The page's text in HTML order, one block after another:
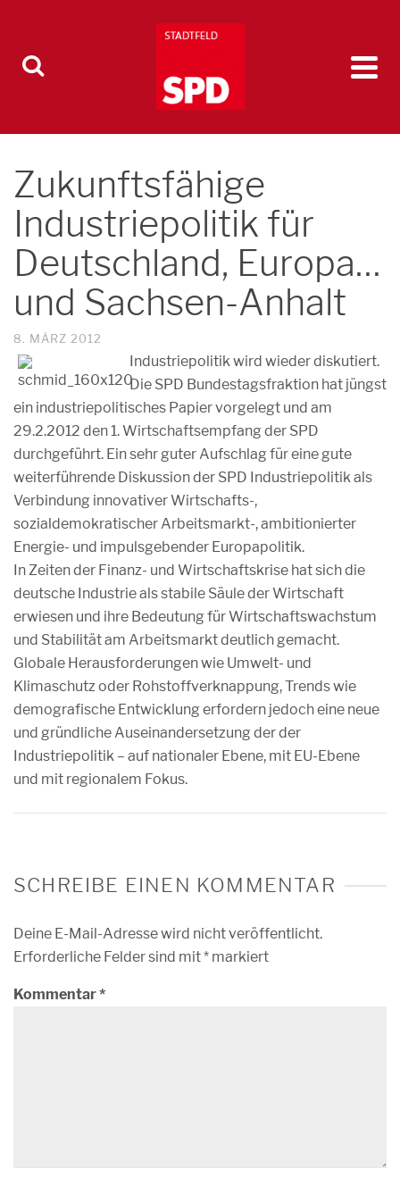
Zukunftsfähige
Industriepolitik für
Deutschland, Europa…
und Sachsen-Anhalt
8. MÄRZ 2012
Industriepolitik wird wieder diskutiert.
Die SPD Bundestagsfraktion hat jüngst
ein industriepolitisches Papier vorgelegt und am
29.2.2012 den 1. Wirtschaftsempfang der SPD
durchgeführt. Ein sehr guter Aufschlag für eine gute
weiterführende Diskussion der SPD Industriepolitik als
Verbindung innovativer Wirtschafts-,
sozialdemokratischer Arbeitsmarkt-, ambitionierter
Energie- und impulsgebender Europapolitik.
In Zeiten der Finanz- und Wirtschaftskrise hat sich die
deutsche Industrie als stabile Säule der Wirtschaft
erwiesen und ihre Bedeutung für Wirtschaftswachstum
und Stabilität am Arbeitsmarkt deutlich gemacht.
Globale Herausforderungen wie Umwelt- und
Klimaschutz oder Rohstoffverknappung, Trends wie
demografische Entwicklung erfordern jedoch eine neue
und gründliche Auseinandersetzung der der
Industriepolitik – auf nationaler Ebene, mit EU-Ebene
und mit regionalem Fokus.
SCHREIBE EINEN KOMMENTAR
Deine E-Mail-Adresse wird nicht veröffentlicht.
Erforderliche Felder sind mit* markiert
Kommentar*